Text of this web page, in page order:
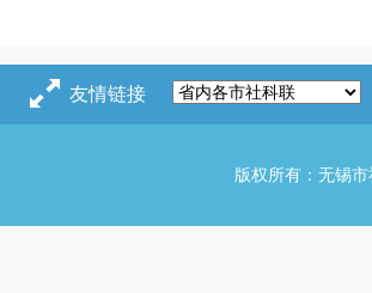
友情链接
版权所有：无锡